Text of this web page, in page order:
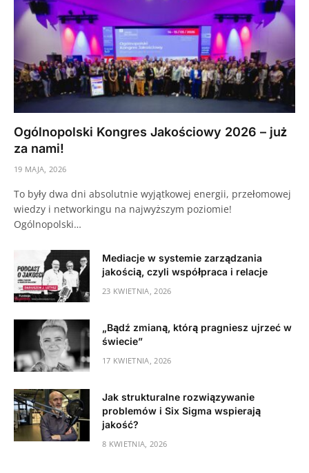
Ogólnopolski Kongres Jakościowy 2026 – już
za nami!
19 MAJA, 2026
To były dwa dni absolutnie wyjątkowej energii, przełomowej
wiedzy i networkingu na najwyższym poziomie!
Ogólnopolski…
Mediacje w systemie zarządzania
jakością, czyli współpraca i relacje
23 KWIETNIA, 2026
„Bądź zmianą, którą pragniesz ujrzeć w
świecie”
17 KWIETNIA, 2026
Jak strukturalne rozwiązywanie
problemów i Six Sigma wspierają
jakość?
8 KWIETNIA, 2026